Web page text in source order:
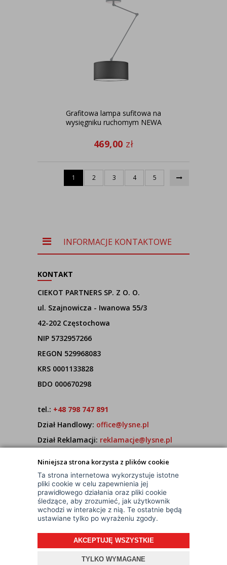
Niniejsza strona korzysta z plików cookie
Ta strona internetowa wykorzystuje istotne
pliki cookie w celu zapewnienia jej
prawidłowego działania oraz pliki cookie
śledzące, aby zrozumieć, jak użytkownik
wchodzi w interakcje z nią. Te ostatnie będą
ustawiane tylko po wyrażeniu zgody.
AKCEPTUJĘ WSZYSTKIE
TYLKO WYMAGANE
Grafitowa lampa sufitowa na
wysięgniku ruchomym NEWA
469,00 zł
1 2 3 4 5
INFORMACJE KONTAKTOWE
KONTAKT
CIEKOT PARTNERS SP. Z O. O.
ul. Szajnowicza - Iwanowa 55/3
42-202 Częstochowa
NIP 5732957266
REGON 529968083
KRS 0001133828
BDO 000670298
tel.: +48 798 747 891
Dział Handlowy: office@lysne.pl
Dział Reklamacji: reklamacje@lysne.pl
7:00 - 15:00
© Wszelkie Prawa Zastrzeżone
Projekt i oprogramowanie sklepu: